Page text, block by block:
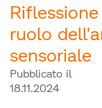
ruolo
sensoriale
Pubblicato il
18.11.2024